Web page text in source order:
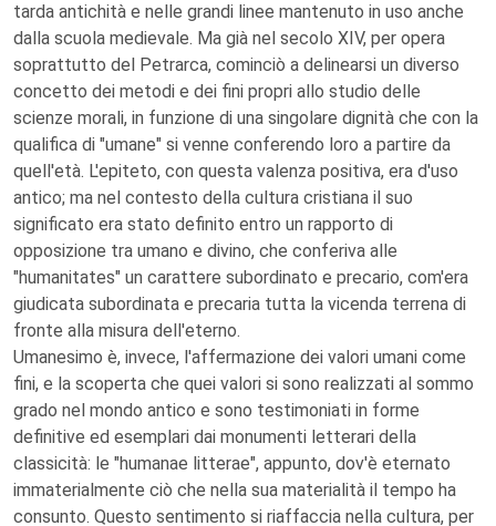
tarda antichità e nelle grandi linee mantenuto in uso anche
dalla scuola medievale. Ma già nel secolo XIV, per opera
soprattutto del Petrarca, cominciò a delinearsi un diverso
concetto dei metodi e dei fini propri allo studio delle
scienze morali, in funzione di una singolare dignità che con la
qualifica di "umane" si venne conferendo loro a partire da
quell'età. L'epiteto, con questa valenza positiva, era d'uso
antico; ma nel contesto della cultura cristiana il suo
significato era stato definito entro un rapporto di
opposizione tra umano e divino, che conferiva alle
"humanitates" un carattere subordinato e precario, com'era
giudicata subordinata e precaria tutta la vicenda terrena di
fronte alla misura dell'eterno.
Umanesimo è, invece, l'affermazione dei valori umani come
fini, e la scoperta che quei valori si sono realizzati al sommo
grado nel mondo antico e sono testimoniati in forme
definitive ed esemplari dai monumenti letterari della
classicità: le "humanae litterae", appunto, dov'è eternato
immaterialmente ciò che nella sua materialità il tempo ha
consunto. Questo sentimento si riaffaccia nella cultura, per